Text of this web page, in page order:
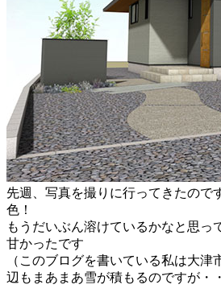
先週、写真を撮りに行ってきたので
色！
もうだいぶん溶けているかなと思っ
甘かったです
（このブログを書いている私は大津
辺もまあまあ雪が積もるのですが・